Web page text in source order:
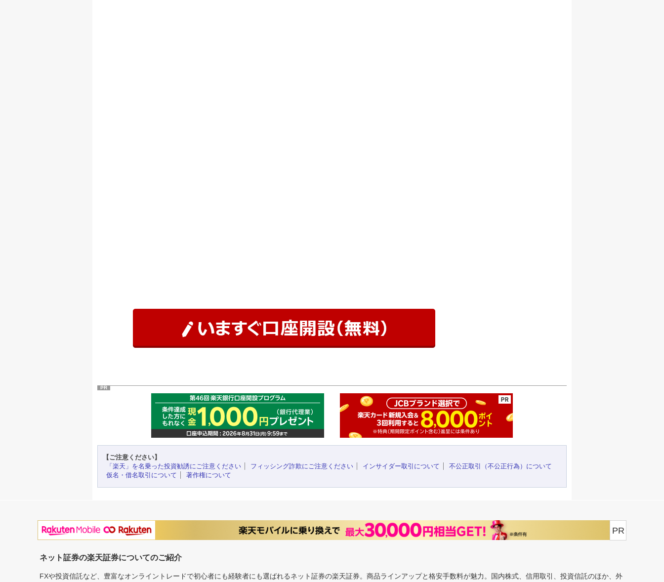
PR
【ご注意ください】
「楽天」を名乗った投資勧誘にご注意ください
フィッシング詐欺にご注意ください インサイダー取引について
不公正取引（不公正行為）について
仮名・借名取引について
著作権について
PR
ネット証券の楽天証券についてのご紹介
FXや投資信託など、豊富なオンライントレードで初心者にも経験者にも選ばれるネット証券の楽天証券。商品ラインアップと格安手数料が魅力。国内株式、信用取引、投資信託のほか、外